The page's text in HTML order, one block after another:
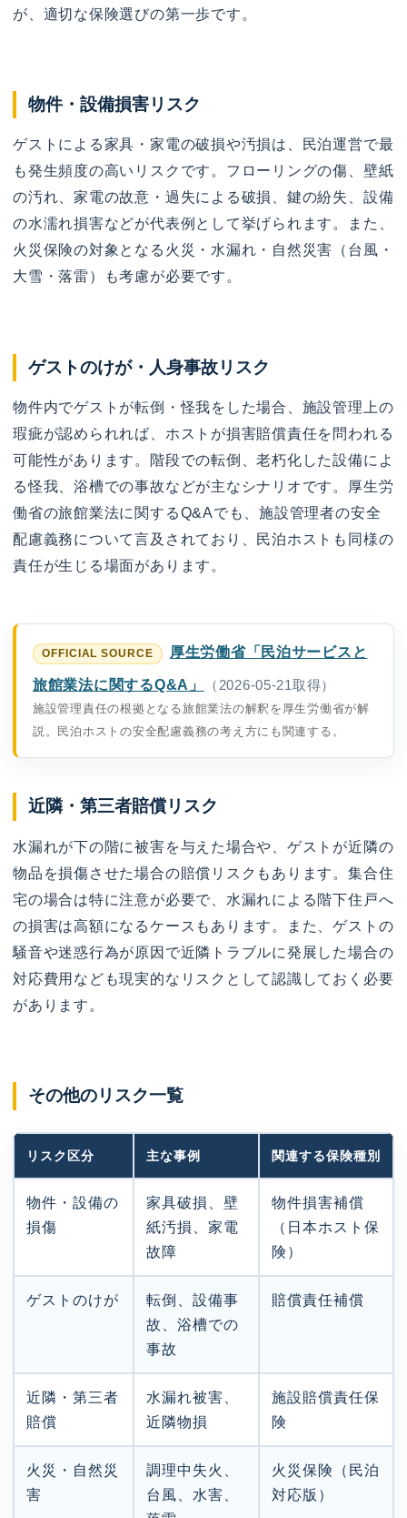
が、適切な保険選びの第一歩です。
物件・設備損害リスク
ゲストによる家具・家電の破損や汚損は、民泊運営で最
も発生頻度の高いリスクです。フローリングの傷、壁紙
の汚れ、家電の故意・過失による破損、鍵の紛失、設備
の水濡れ損害などが代表例として挙げられます。また、
火災保険の対象となる火災・水漏れ・自然災害（台風・
大雪・落雷）も考慮が必要です。
ゲストのけが・人身事故リスク
物件内でゲストが転倒・怪我をした場合、施設管理上の
瑕疵が認められれば、ホストが損害賠償責任を問われる
可能性があります。階段での転倒、老朽化した設備によ
る怪我、浴槽での事故などが主なシナリオです。厚生労
働省の旅館業法に関するQ&Aでも、施設管理者の安全
配慮義務について言及されており、民泊ホストも同様の
責任が生じる場面があります。
厚生労働省「民泊サービスと
旅館業法に関するQ&A」
（2026-05-21取得）
施設管理責任の根拠となる旅館業法の解釈を厚生労働省が解
説。民泊ホストの安全配慮義務の考え方にも関連する。
近隣・第三者賠償リスク
水漏れが下の階に被害を与えた場合や、ゲストが近隣の
物品を損傷させた場合の賠償リスクもあります。集合住
宅の場合は特に注意が必要で、水漏れによる階下住戸へ
の損害は高額になるケースもあります。また、ゲストの
騒音や迷惑行為が原因で近隣トラブルに発展した場合の
対応費用なども現実的なリスクとして認識しておく必要
があります。
その他のリスク一覧
リスク区分 主な事例 関連する保険種別
物件・設備の
損傷
家具破損、壁
紙汚損、家電
故障
物件損害補償
（日本ホスト保
険）
ゲストのけが
転倒、設備事
故、浴槽での
事故
賠償責任補償
近隣・第三者
賠償
水漏れ被害、
近隣物損
施設賠償責任保
険
火災・自然災
害
調理中失火、
台風、水害、
火災保険（民泊
対応版）